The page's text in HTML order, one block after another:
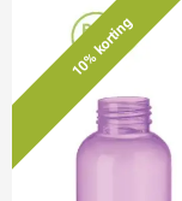
10% korting